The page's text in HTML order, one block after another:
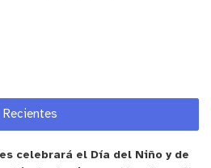
en su contra.
Recientes
celebrará el Día del Niño y de